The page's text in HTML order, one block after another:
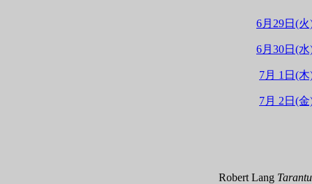
6月29日(火
6月30日(水
7月 1日(木
7月 2日(金
Robert Lang